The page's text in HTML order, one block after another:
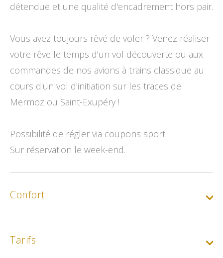
détendue et une qualité d'encadrement hors pair.
Vous avez toujours rêvé de voler ? Venez réaliser
votre rêve le temps d'un vol découverte ou aux
commandes de nos avions à trains classique au
cours d'un vol d'initiation sur les traces de
Mermoz ou Saint-Exupéry !
Possibilité de régler via coupons sport.
Sur réservation le week-end.
Confort
Tarifs